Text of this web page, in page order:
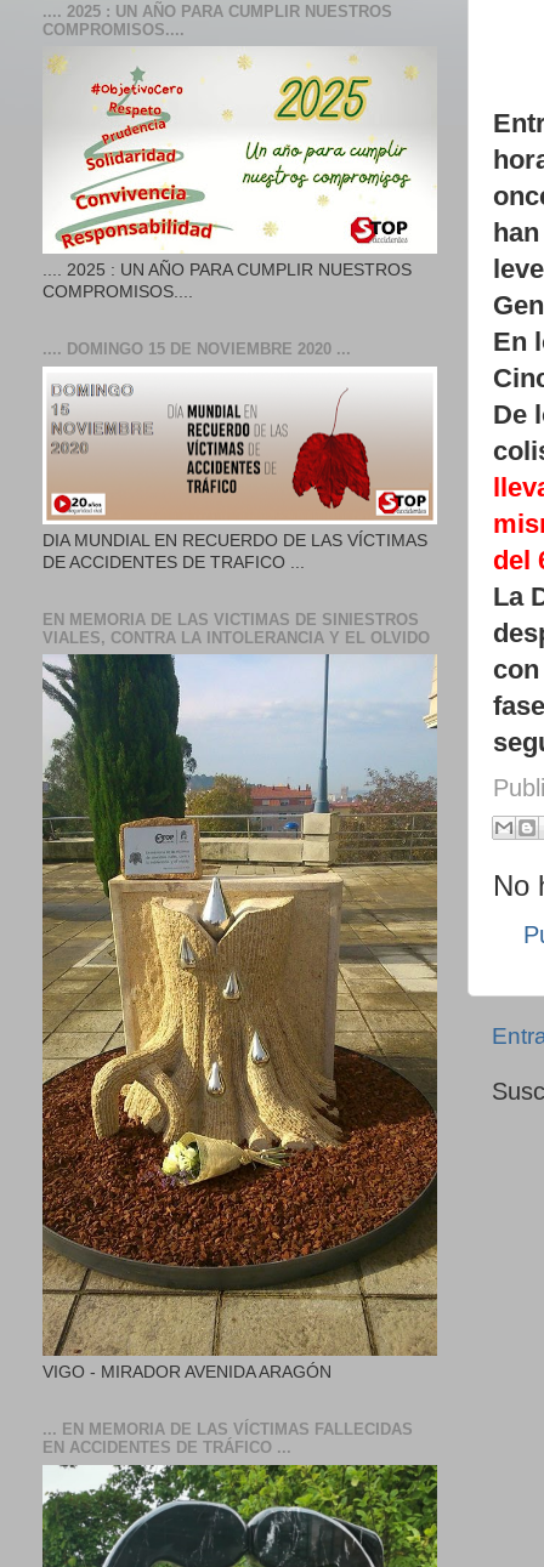
En
De
del
La
No
.... 2025 : UN AÑO PARA CUMPLIR NUESTROS
COMPROMISOS....
.... 2025 : UN AÑO PARA CUMPLIR NUESTROS
COMPROMISOS....
.... DOMINGO 15 DE NOVIEMBRE 2020 ...
DIA MUNDIAL EN RECUERDO DE LAS VÍCTIMAS
DE ACCIDENTES DE TRAFICO ...
EN MEMORIA DE LAS VICTIMAS DE SINIESTROS
VIALES, CONTRA LA INTOLERANCIA Y EL OLVIDO
VIGO - MIRADOR AVENIDA ARAGÓN
... EN MEMORIA DE LAS VÍCTIMAS FALLECIDAS
EN ACCIDENTES DE TRÁFICO ...